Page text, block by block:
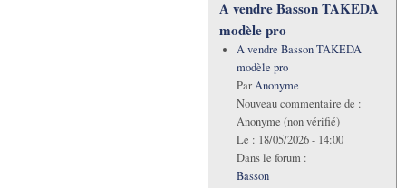
A vendre Basson TAKEDA
modèle pro
A vendre Basson TAKEDA
modèle pro
ParAnonyme
Nouveau commentaire de :
Anonyme (non vérifié)
Le : 18/05/2026 - 14:00
Dans le forum :
Basson